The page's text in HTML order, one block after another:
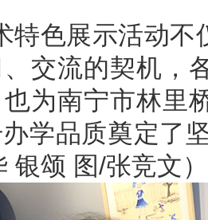
色展示活动不
交流的契机，
为南宁市林里
学品质奠定了
银颂 图/张竞文）